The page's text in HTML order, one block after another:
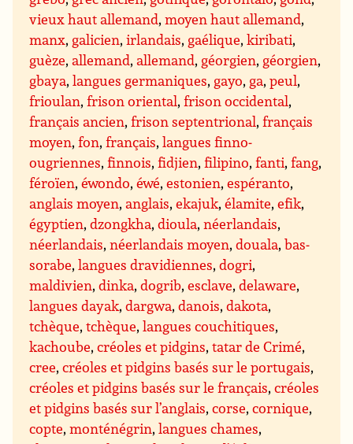
vieux haut allemand,moyen haut allemand,
manx, galicien,irlandais, gaélique,kiribati,
guèze,allemand,allemand, géorgien, géorgien,
gbaya,langues germaniques, gayo, ga,peul,
frioulan,frison oriental,frison occidental,
français ancien,frison septentrional,français
moyen,fon,français,langues finno-
ougriennes,finnois,fidjien,filipino,fanti,fang,
féroïen,éwondo,éwé,estonien,espéranto,
anglais moyen,anglais,ekajuk,élamite,efik,
égyptien,dzongkha,dioula,néerlandais,
néerlandais,néerlandais moyen,douala,bas-
sorabe,langues dravidiennes,dogri,
maldivien,dinka,dogrib,esclave,delaware,
langues dayak,dargwa,danois,dakota,
tchèque,tchèque,langues couchitiques,
kachoube,créoles et pidgins,tatar de Crimé,
cree,créoles et pidgins basés sur le portugais,
créoles et pidgins basés sur le français,créoles
et pidgins basés sur l’anglais,corse,cornique,
copte,monténégrin,langues chames,